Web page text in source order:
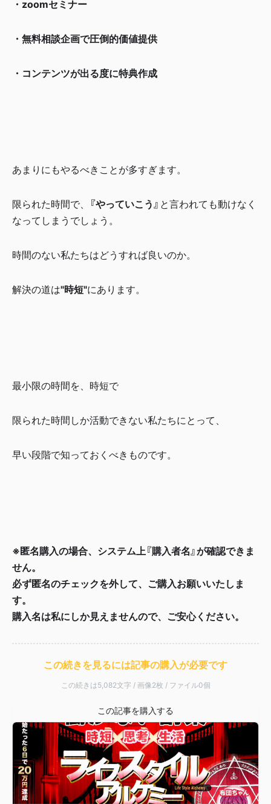
・zoomセミナー
・無料相談企画で圧倒的価値提供
・コンテンツが出る度に特典作成
あまりにもやるべきことが多すぎます。
限られた時間で、 『やっていこう』 と言われても動けなく
なってしまうでしょう。
時間のない私たちはどうすれば良いのか。
解決の道は"時短"にあります。
最小限の時間を、時短で
限られた時間しか活動できない私たちにとって、
早い段階で知っておくべきものです。
※匿名購入の場合、システム上『購入者名』が確認できま
せん。
必ず匿名のチェックを外して、ご購入お願いいたしま
す。
購入名は私にしか見えませんので、ご安心ください。
この続きを見るには記事の購入が必要です
この続きは5,082文字 / 画像2枚 / ファイル0個